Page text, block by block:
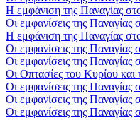
Η εμφάνιση της Παναγίας
Οι εμφανίσεις της Παναγίας
Η εμφάνιση της Παναγίας
Οι εμφανίσεις της Παναγίας
Οι εμφανίσεις της Παναγίας
Οι Οπτασίες του Κυρίου και
Οι εμφανίσεις της Παναγίας
Οι εμφανίσεις της Παναγίας
Οι εμφανίσεις της